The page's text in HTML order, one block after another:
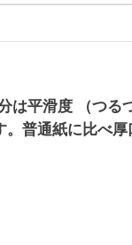
は平滑度 （つる
普通紙に比べ